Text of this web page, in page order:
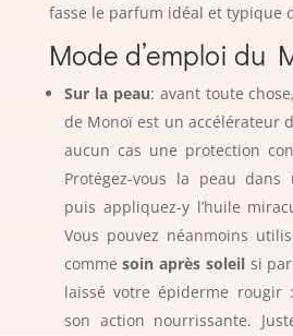
fasse le parfum idéal et typique
Mode d’emploi du
Sur la peau: avant toute
de Monoï est un accélérateur
aucun cas une protection
Protégez-vous la peau
puis appliquez-y l’huile
Vous pouvez néanmoins
commesoin après soleilsi par
laissé votre épiderme rougir
son action nourrissante.